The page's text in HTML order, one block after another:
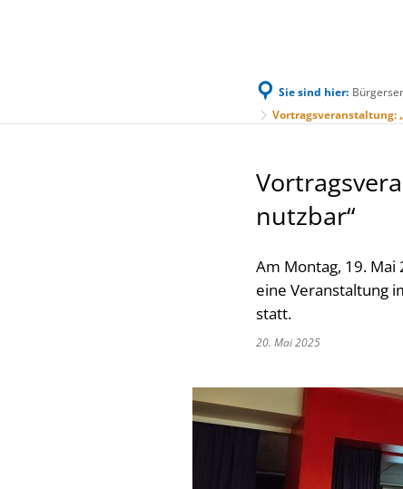
Bürgerservice &
Sie sind hier:
Vortragsveranstaltung:
nutzbar“
Am Montag, 19.
eine Veranstaltung
statt.
20. Mai 2025